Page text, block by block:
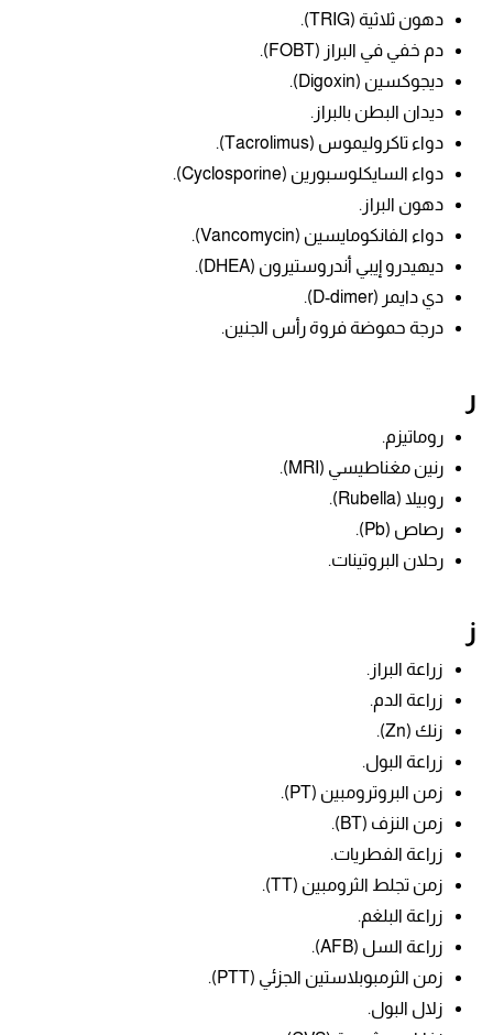
دهون ثلاثية (TRIG).
دم خفي في البراز (FOBT).
ديجوكسين (Digoxin).
ديدان البطن بالبراز.
دواء تاكروليموس (Tacrolimus).
دواء السايكلوسبورين (Cyclosporine).
دهون البراز.
دواء الفانكومايسين (Vancomycin).
ديهيدرو إيبي أندروستيرون (DHEA).
دي دايمر (D-dimer).
درجة حموضة فروة رأس الجنين.
ر
روماتيزم.
رنين مغناطيسي (MRI).
روبيلا (Rubella).
رصاص (Pb).
رحلان البروتينات.
ز
زراعة البراز.
زراعة الدم.
زنك (Zn).
زراعة البول.
زمن البروترومبين (PT).
زمن النزف (BT).
زراعة الفطريات.
زمن تجلط الثرومبين (TT).
زراعة البلغم.
زراعة السل (AFB).
زمن الثرمبوبلاستين الجزئي (PTT).
زلال البول.